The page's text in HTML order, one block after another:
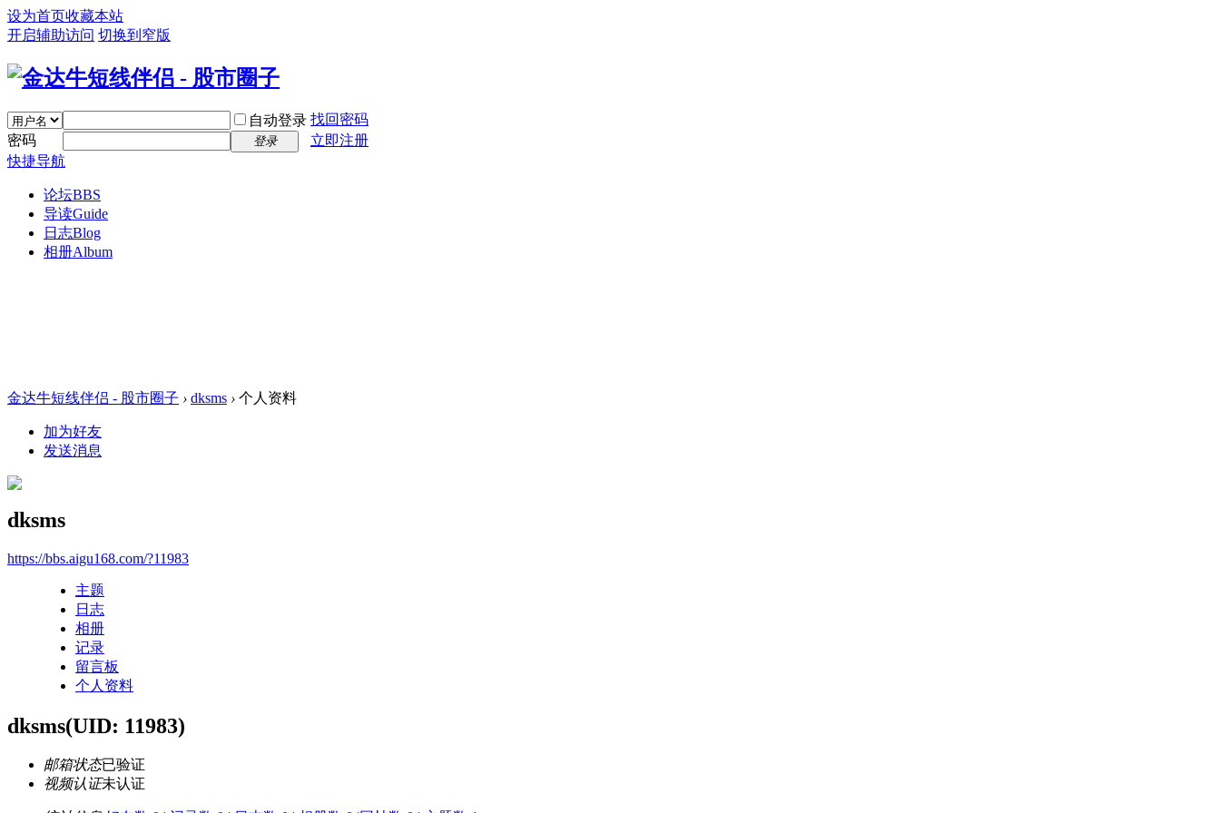
设为首页收藏本站
开启辅助访问 切换到窄版
自动登录 找回密码
密码
登录
立即注册
快捷导航
论坛BBS
导读Guide
日志Blog
相册Album
金达牛短线伴侣 - 股市圈子 › dksms › 个人资料
加为好友
发送消息
dksms
https://bbs.aigu168.com/?11983
主题
日志
相册
记录
留言板
个人资料
dksms(UID: 11983)
邮箱状态已验证
视频认证未认证